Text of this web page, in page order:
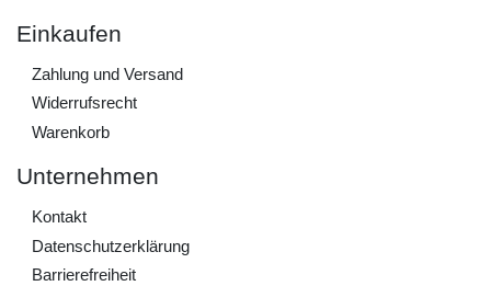
Einkaufen
Zahlung und Versand
Widerrufs­recht
Warenkorb
Unternehmen
Kontakt
Daten­schutz­erklärung
Barrierefreiheit